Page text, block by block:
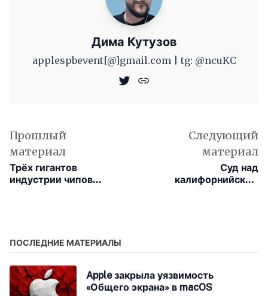
Дима Кутузов
applespbevent[@]gmail.com | tg: @ncuKC
Прошлый
материал
Трёх гигантов
индустрии чипов
Следующий
материал
Суд над
калифорнийским
ПОСЛЕДНИЕ МАТЕРИАЛЫ
Apple закрыла уязвимость
«Общего экрана» в macOS